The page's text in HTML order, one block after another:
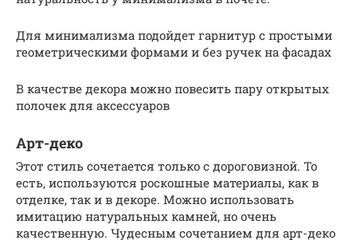
Для минимализма подойдет гарнитур с простыми
геометрическими формами и без ручек на фасадах
В качестве декора можно повесить пару открытых
полочек для аксессуаров
Арт-деко
Этот стиль сочетается только с дороговизной. То
есть, используются роскошные материалы, как в
отделке, так и в декоре. Можно использовать
имитацию натуральных камней, но очень
качественную. Чудесным сочетанием для арт-деко